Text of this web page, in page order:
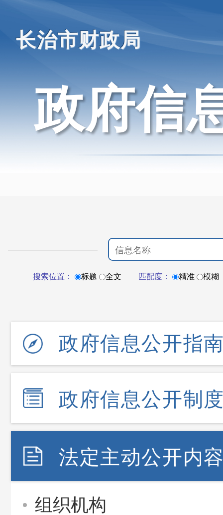
长治市财政局
政府信
搜索位置： 标题 全文 匹配度： 精准 模糊
政府信息公开指
政府信息公开制
法定主动公开内
组织机构